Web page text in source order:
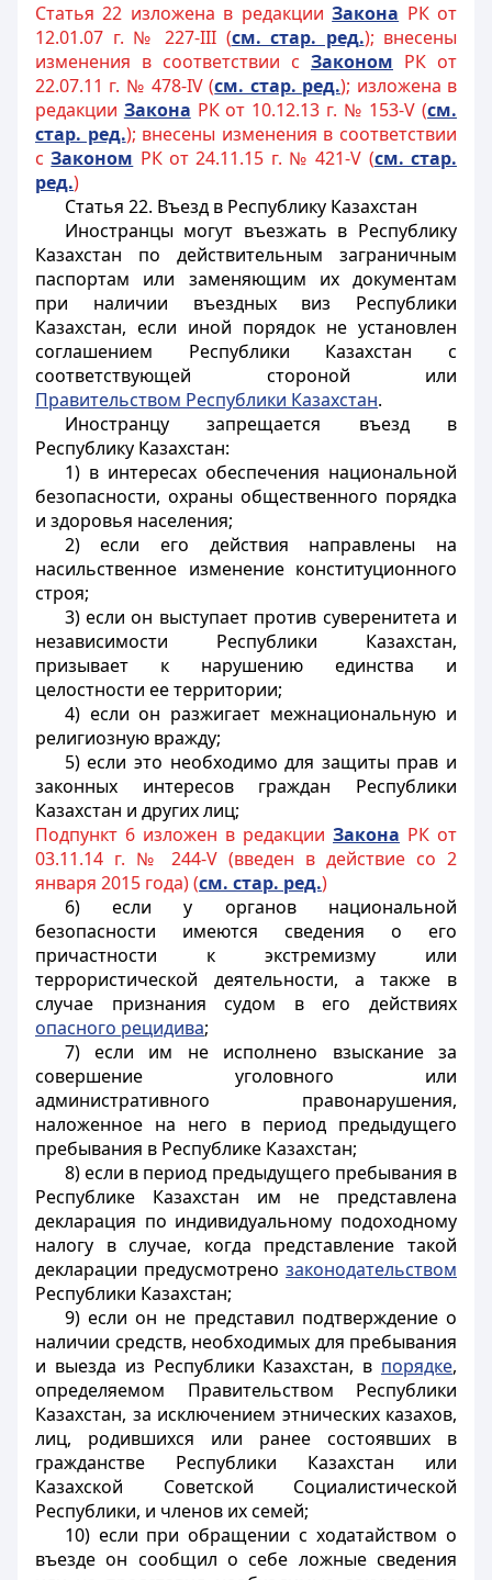
Статья 22 изложена в редакцииЗакона РК от
12.01.07 г. № 227-III (см. стар. ред.); внесены
изменения в соответствии с Законом РК от
22.07.11 г. № 478-IV (см. стар. ред.); изложена в
редакции Закона РК от 10.12.13 г. № 153-V (см.
стар. ред.); внесены изменения в соответствии
сЗаконом РК от 24.11.15 г. № 421-V (см. стар.
ред.)
Статья 22. Въезд в Республику Казахстан
Иностранцы могут въезжать в Республику
Казахстан по действительным заграничным
паспортам или заменяющим их документам
при наличии въездных виз Республики
Казахстан, если иной порядок не установлен
соглашением Республики Казахстан с
соответствующей стороной или
Правительством Республики Казахстан.
Иностранцу запрещается въезд в
Республику Казахстан:
1) в интересах обеспечения национальной
безопасности, охраны общественного порядка
и здоровья населения;
2) если его действия направлены на
насильственное изменение конституционного
строя;
3) если он выступает против суверенитета и
независимости Республики Казахстан,
призывает к нарушению единства и
целостности ее территории;
4) если он разжигает межнациональную и
религиозную вражду;
5) если это необходимо для защиты прав и
законных интересов граждан Республики
Казахстан и других лиц;
Подпункт 6 изложен в редакции Закона РК от
03.11.14 г. № 244-V (введен в действие со 2
января 2015 года) (см. стар. ред.)
6) если у органов национальной
безопасности имеются сведения о его
причастности к экстремизму или
террористической деятельности, а также в
случае признания судом в его действиях
опасного рецидива;
7) если им не исполнено взыскание за
совершение уголовного или
административного правонарушения,
наложенное на него в период предыдущего
пребывания в Республике Казахстан;
8) если в период предыдущего пребывания в
Республике Казахстан им не представлена
декларация по индивидуальному подоходному
налогу в случае, когда представление такой
декларации предусмотрено законодательством
Республики Казахстан;
9) если он не представил подтверждение о
наличии средств, необходимых для пребывания
и выезда из Республики Казахстан, в порядке,
определяемом Правительством Республики
Казахстан, за исключением этнических казахов,
лиц, родившихся или ранее состоявших в
гражданстве Республики Казахстан или
Казахской Советской Социалистической
Республики, и членов их семей;
10) если при обращении с ходатайством о
въезде он сообщил о себе ложные сведения